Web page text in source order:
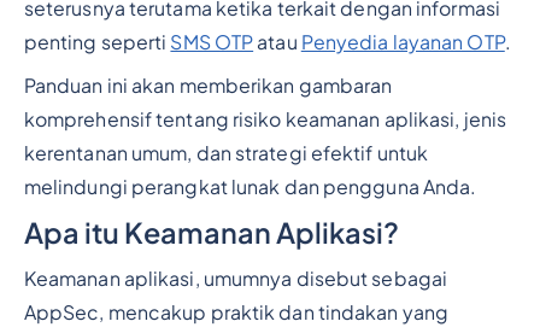
seterusnya terutama ketika terkait dengan informasi
penting seperti SMS OTP atau Penyedia layanan OTP.
Panduan ini akan memberikan gambaran
komprehensif tentang risiko keamanan aplikasi, jenis
kerentanan umum, dan strategi efektif untuk
melindungi perangkat lunak dan pengguna Anda.
Apa itu Keamanan Aplikasi?
Keamanan aplikasi, umumnya disebut sebagai
AppSec, mencakup praktik dan tindakan yang